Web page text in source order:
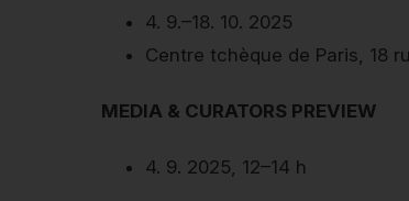
4. 9.–18. 10. 2025
Centre tchèque de Paris, 18
MEDIA & CURATORS PREVIEW
4. 9. 2025, 12–14 h